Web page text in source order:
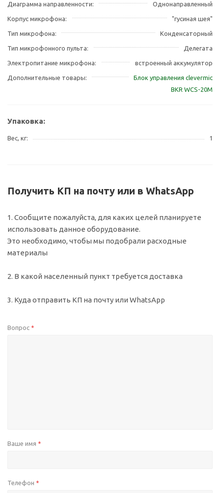
Диаграмма направленности Однонаправленный
Корпус микрофона "гусиная шея"
Тип микрофона Конденсаторный
Тип микрофонного пульта Делегата
Электропитание микрофона встроенный аккумулятор
Дополнительные товары
Блок управления clevermic
BKR WCS-20M
Упаковка:
Вес, кг 1
Получить КП на почту или в WhatsApp
1. Сообщите пожалуйста, для каких целей планируете
использовать данное оборудование.
Это необходимо, чтобы мы подобрали расходные
материалы
2. В какой населенный пункт требуется доставка
3. Куда отправить КП на почту или WhatsApp
Вопрос *
Ваше имя *
Телефон *